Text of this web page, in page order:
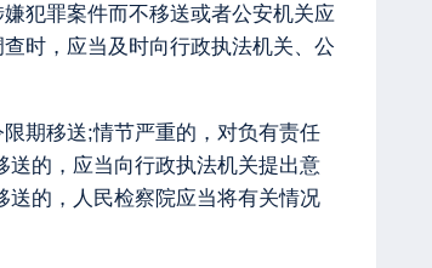
犯罪案件而不移送或者公安机关应
时，应当及时向行政执法机关、公
期移送;情节严重的，对负有责任
的，应当向行政执法机关提出意
送的，人民检察院应当将有关情况